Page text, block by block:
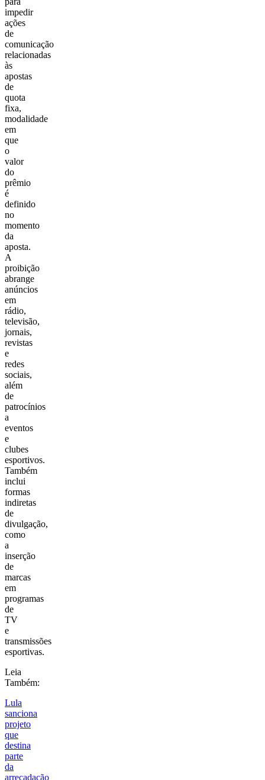
impedir
ações
de
comunicação
relacionadas
às
apostas
de
quota
fixa,
modalidade
em
que
o
valor
do
prêmio
é
definido
no
momento
da
aposta.
A
proibição
abrange
anúncios
em
rádio,
televisão,
jornais,
revistas
e
redes
sociais,
além
de
patrocínios
a
eventos
e
clubes
esportivos.
Também
inclui
formas
indiretas
de
divulgação,
como
a
inserção
de
marcas
em
programas
de
TV
e
transmissões
esportivas.
Leia
Também:
Lula
sanciona
projeto
que
destina
parte
da
arrecadação